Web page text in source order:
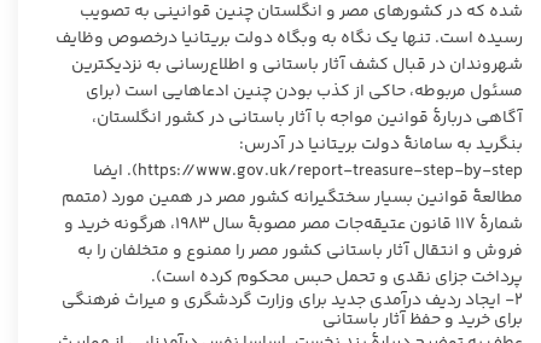
شده که در کشورهای مصر و انگلستان چنین قوانینی به تصویب
رسیده است. تنها یک نگاه به وبگاه دولت بریتانیا درخصوص وظایف
شهروندان در قبال کشف آثار باستانی و اطلاع‌رسانی به نزدیکترین
مسئول مربوطه، حاکی از کذب بودن چنین ادعاهایی است (برای
آگاهی دربارۀ قوانین مواجه با آثار باستانی در کشور انگلستان،
بنگرید به سامانۀ دولت بریتانیا در آدرس:
https://www.gov.uk/report-treasure-step-by-step). ایضا
مطالعۀ قوانین بسیار سختگیرانه کشور مصر در همین مورد (متمم
شمارۀ ۱۱۷ قانون عتیقه‌جات مصر مصوبۀ سال ۱۹۸۳، هرگونه خرید و
فروش و انتقال آثار باستانی کشور مصر را ممنوع و متخلفان را به
پرداخت جزای نقدی و تحمل حبس محکوم کرده است).
۲- ایجاد ردیف درآمدی جدید برای وزارت گردشگری و میراث فرهنگی
برای خرید و حفظ آثار باستانی